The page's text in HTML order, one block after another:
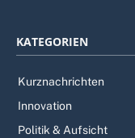
KATEGORIEN
Kurznachrichten
Innovation
Politik & Aufsicht